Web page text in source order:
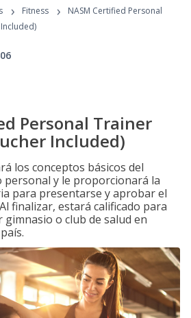
Programs
› Fitness ›
NASM Certified Personal
Personal Trainer
Included)
los conceptos básicos del
y le proporcionará la
para presentarse y aprobar el
finalizar, estará calificado para
o club de salud en